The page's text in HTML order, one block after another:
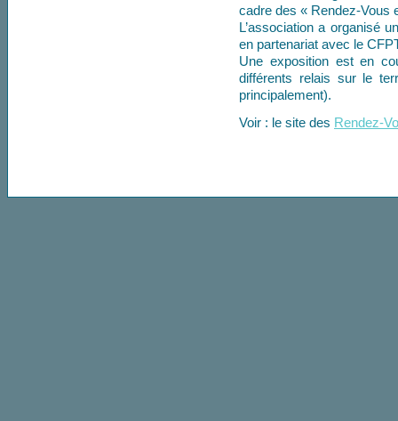
cadre des « Rendez-Vous
L’association a organisé
en partenariat avec le
Une exposition est en
différents relais sur le
principalement).
Voir : le site des Rendez-